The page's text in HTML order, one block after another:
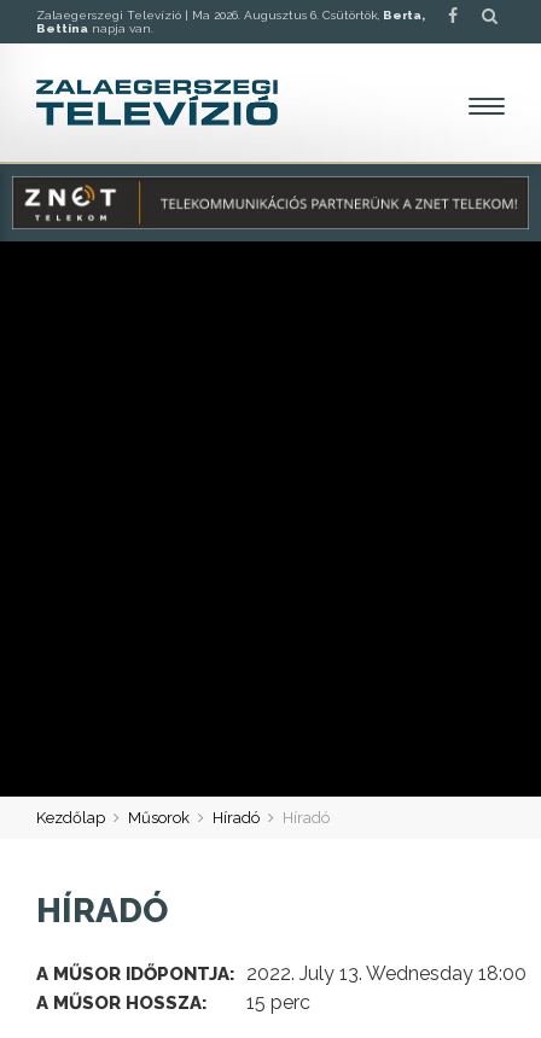
Zalaegerszegi Televízió | Ma 2026. Augusztus 6. Csütörtök, Berta,
Bettina napja van.
Kezdőlap Műsorok Híradó Híradó
HÍRADÓ
A MŰSOR IDŐPONTJA: 2022. July 13. Wednesday 18:00
A MŰSOR HOSSZA: 15 perc